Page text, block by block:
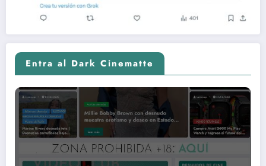
Entra al Dark Cinematte